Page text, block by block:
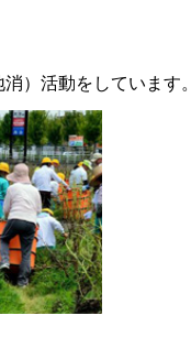
）活動をしています。